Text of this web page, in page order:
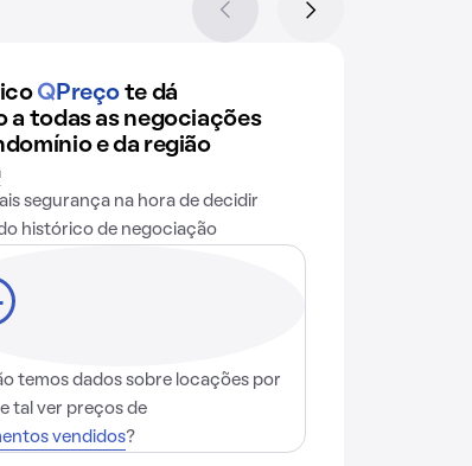
QPreço te dá
a todas as negociações
e da região
segurança na hora de decidir
histórico de negociação
temos dados sobre locações por
tal ver preços de
vendidos?